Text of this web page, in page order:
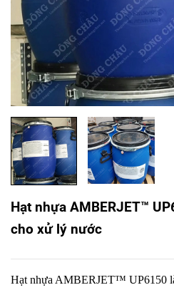
Hạt nhựa AMBERJET™
cho xử lý nước
Hạt nhựa AMBERJET™ UP6150